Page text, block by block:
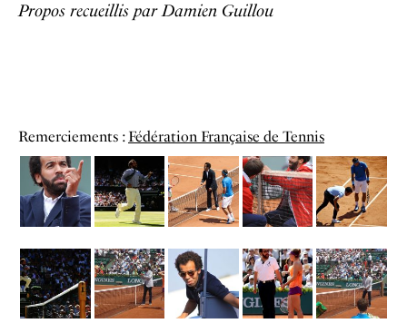
Propos recueillis par Damien Guillou
Remerciements : Fédération Française de Tennis